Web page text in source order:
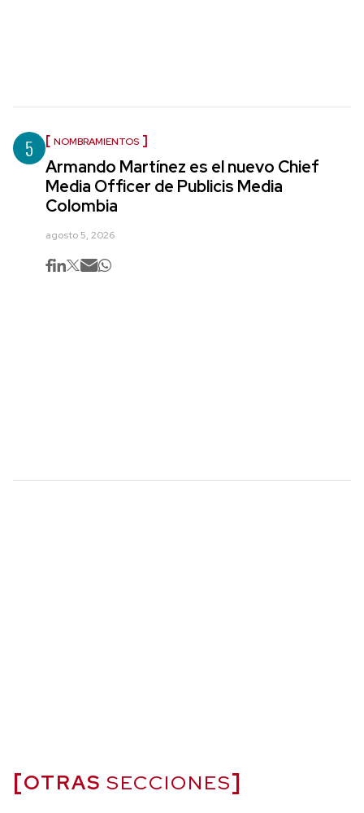
5 NOMBRAMIENTOS
Armando Martínez es el nuevo Chief
Media Officer de Publicis Media
Colombia
agosto 5, 2026
OTRAS SECCIONES